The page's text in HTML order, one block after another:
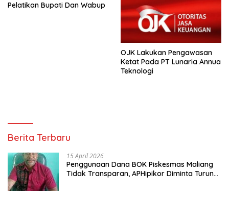
Pelatikan Bupati Dan Wabup
OJK Lakukan Pengawasan
Ketat Pada PT Lunaria Annua
Teknologi
Berita Terbaru
15 April 2026
Penggunaan Dana BOK Piskesmas Maliang
Tidak Transparan, APHipikor Diminta Turun